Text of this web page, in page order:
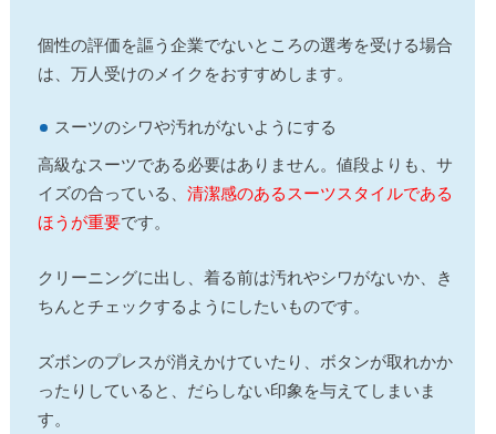
個性の評価を謳う企業でないところの選考を受ける場合
は、万人受けのメイクをおすすめします。
スーツのシワや汚れがないようにする
高級なスーツである必要はありません。値段よりも、サ
イズの合っている、 清潔感のあるスーツスタイルである
ほうが重要です。
クリーニングに出し、着る前は汚れやシワがないか、き
ちんとチェックするようにしたいものです。
ズボンのプレスが消えかけていたり、ボタンが取れかか
ったりしていると、だらしない印象を与えてしまいま
す。